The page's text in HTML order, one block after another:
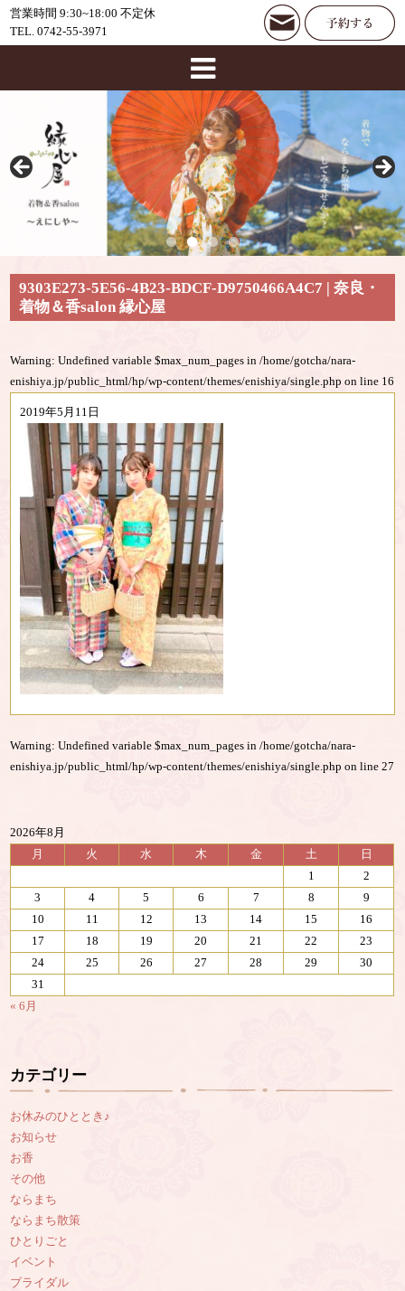
営業時間 9:30~18:00 不定休
TEL. 0742-55-3971
9303E273-5E56-4B23-BDCF-D9750466A4C7 | 奈良・
着物＆香salon 縁心屋
Warning: Undefined variable $max_num_pages in/home/gotcha/nara-
enishiya.jp/public_html/hp/wp-content/themes/enishiya/single.php on line 16
2019年5月11日
Warning: Undefined variable $max_num_pages in/home/gotcha/nara-
enishiya.jp/public_html/hp/wp-content/themes/enishiya/single.php on line27
2026年8月
月
火 水 木 金 土
日
1
2
3
4 5 6 7 8
9
10
11 12 13 14 15
16
17
18 19 20 21 22
23
24
25 26 27 28 29
30
31
« 6月
カテゴリー
お休みのひととき♪
お知らせ
お香
その他
ならまち
ならまち散策
ひとりごと
イベント
ブライダル